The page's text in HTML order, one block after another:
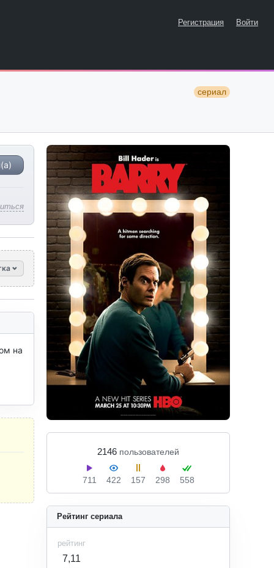
Регистрация Войти
сериал
2146 пользователей
711 422 157 298 558
Рейтинг сериала
рейтинг
7,11
на